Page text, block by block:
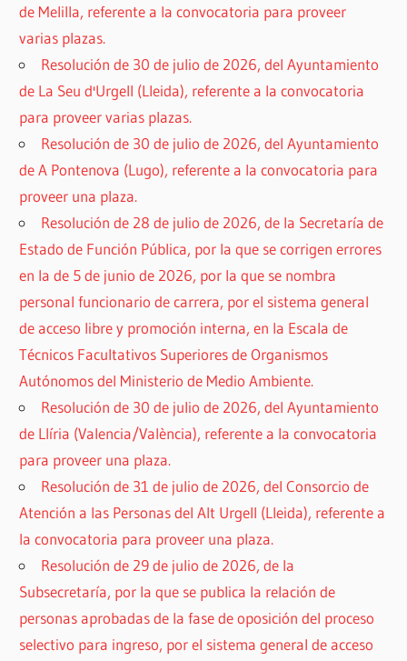
de Melilla, referente a la convocatoria para proveer
varias plazas.
Resolución de 30 de julio de 2026, del Ayuntamiento
de La Seu d'Urgell (Lleida), referente a la convocatoria
para proveer varias plazas.
Resolución de 30 de julio de 2026, del Ayuntamiento
de A Pontenova (Lugo), referente a la convocatoria para
proveer una plaza.
Resolución de 28 de julio de 2026, de la Secretaría de
Estado de Función Pública, por la que se corrigen errores
en la de 5 de junio de 2026, por la que se nombra
personal funcionario de carrera, por el sistema general
de acceso libre y promoción interna, en la Escala de
Técnicos Facultativos Superiores de Organismos
Autónomos del Ministerio de Medio Ambiente.
Resolución de 30 de julio de 2026, del Ayuntamiento
de Llíria (Valencia/València), referente a la convocatoria
para proveer una plaza.
Resolución de 31 de julio de 2026, del Consorcio de
Atención a las Personas del Alt Urgell (Lleida), referente a
la convocatoria para proveer una plaza.
Resolución de 29 de julio de 2026, de la
Subsecretaría, por la que se publica la relación de
personas aprobadas de la fase de oposición del proceso
selectivo para ingreso, por el sistema general de acceso